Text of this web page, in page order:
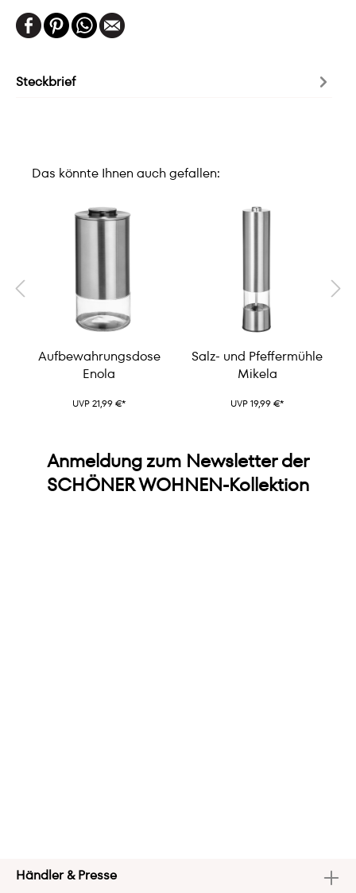
Steckbrief
Das könnte Ihnen auch gefallen:
Aufbewahrungsdose
Enola
UVP 21,99 €*
Salz- und Pfeffermühle
Mikela
UVP 19,99 €*
Anmeldung zum Newsletter der
SCHÖNER WOHNEN-Kollektion
Händler & Presse